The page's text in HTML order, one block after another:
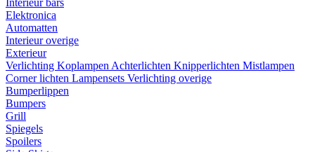
Interieur bars
Elektronica
Automatten
Interieur overige
Exterieur
Verlichting Koplampen Achterlichten Knipperlichten Mistlampen
Corner lichten Lampensets Verlichting overige
Bumperlippen
Bumpers
Grill
Spiegels
Spoilers